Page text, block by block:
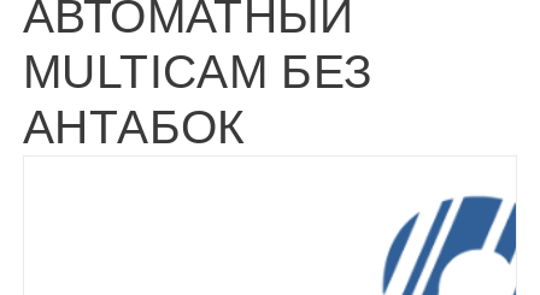
АВТОМАТНЫЙ
MULTICAM БЕЗ
АНТАБОК